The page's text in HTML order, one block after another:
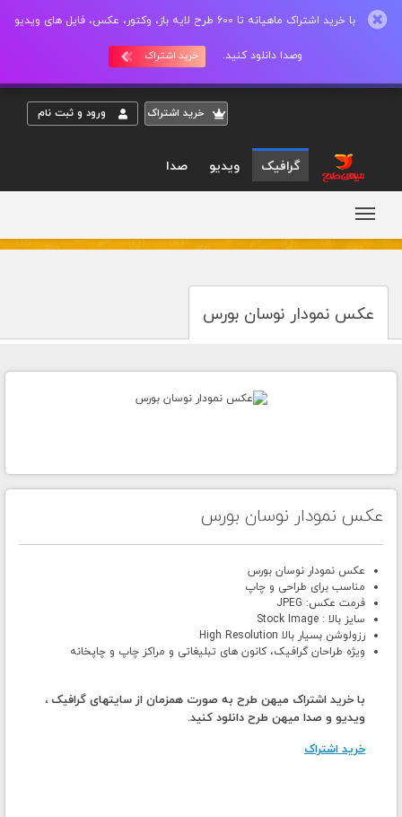
با خرید اشتراک ماهیانه تا 600 طرح لایه باز، وکتور، عکس، فایل های ویدیو
وصدا دانلود کنید. خرید اشتراک
خريد اشتراک ورود و ثبت نام
گرافیک ویدیو صدا
عکس نمودار نوسان بورس
عکس نمودار نوسان بورس
عکس نمودار نوسان بورس
مناسب برای طراحی و چاپ
فرمت عکس: JPEG
سایز بالا : Stock Image
رزولوشن بسیار بالا High Resolution
ویژه طراحان گرافیک، کانون های تبلیغاتی و مراکز چاپ و چاپخانه
با خرید اشتراک میهن طرح به صورت همزمان از سایتهای گرافیک ،
ویدیو و صدا میهن طرح دانلود کنید.
خرید اشتراک